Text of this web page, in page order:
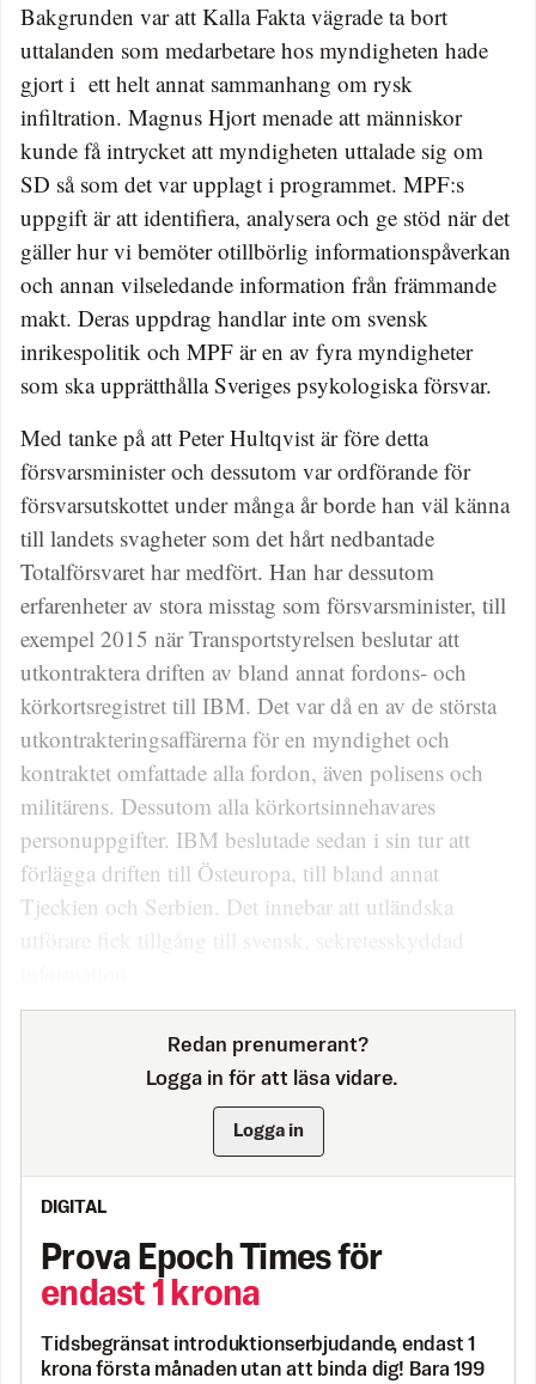
Bakgrunden var att Kalla Fakta vägrade ta bort
uttalanden som medarbetare hos myndigheten hade
gjort i ett helt annat sammanhang om rysk
infiltration. Magnus Hjort menade att människor
kunde få intrycket att myndigheten uttalade sig om
SD så som det var upplagt i programmet. MPF:s
uppgift är att identifiera, analysera och ge stöd när det
gäller hur vi bemöter otillbörlig informationspåverkan
och annan vilseledande information från främmande
makt. Deras uppdrag handlar inte om svensk
inrikespolitik och MPF är en av fyra myndigheter
som ska upprätthålla Sveriges psykologiska försvar.
Med tanke på att Peter Hultqvist är före detta
försvarsminister och dessutom var ordförande för
försvarsutskottet under många år borde han väl känna
till landets svagheter som det hårt nedbantade
Totalförsvaret har medfört. Han har dessutom
erfarenheter av stora misstag som försvarsminister, till
exempel 2015 när Transportstyrelsen beslutar att
utkontraktera driften av bland annat fordons- och
körkortsregistret till IBM. Det var då en av de största
utkontrakteringsaffärerna för en myndighet och
kontraktet omfattade alla fordon, även polisens och
militärens. Dessutom alla körkortsinnehavares
personuppgifter. IBM beslutade sedan i sin tur att
förlägga driften till Östeuropa, till bland annat
Tjeckien och Serbien. Det innebar att utländska
utförare fick tillgång till svensk, sekretesskyddad
Redan prenumerant?
Logga in för att läsa vidare.
Logga in
DIGITAL
Prova Epoch Times för
endast 1 krona
Tidsbegränsat introduktionserbjudande, endast 1
krona första månaden utan att binda dig! Bara 199